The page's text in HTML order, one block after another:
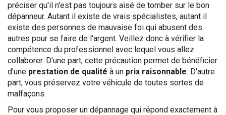
préciser qu'il n'est pas toujours aisé de tomber sur le bon
dépanneur. Autant il existe de vrais spécialistes, autant il
existe des personnes de mauvaise foi qui abusent des
autres pour se faire de l'argent. Veillez donc à vérifier la
compétence du professionnel avec lequel vous allez
collaborer. D'une part, cette précaution permet de bénéficier
d'une prestation de qualité à un prix raisonnable. D'autre
part, vous préservez votre véhicule de toutes sortes de
malfaçons.
Pour vous proposer un dépannage qui répond exactement à